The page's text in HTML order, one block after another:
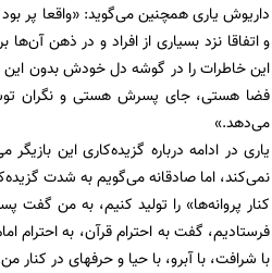
داریوش یاری همچنین می‌گوید: «واقعا پر
این خاطرات را در گوشه دل خودش بدون این
فضا هستی، جای پسرش هستی و نگران
می‌دهد.»
یاری در ادامه درباره گزیده‌کاری این
نمی‌کند، اما صادقانه می‌گویم به شدت
کنار پروانه‌ها» را تولید کنیم، به من
فرستادیم، گفت به احترام قرآن، به
با شرافت، با آبرو، با حیا و حرفه‎ای در کنار من بود.»